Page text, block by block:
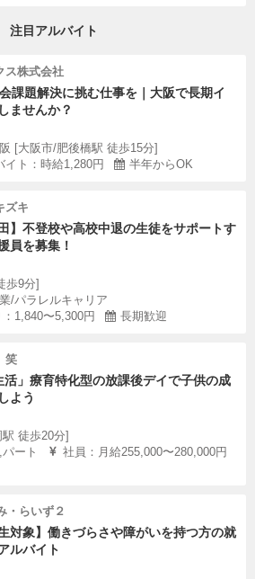
注目アルバイト
ス株式会社
課題解決に挑む仕事を｜大阪で長期イ
ませんか？
[大阪市/肥後橋駅 徒歩15分]
イト：時給1,280円 半年からOK
ズキ
田】不登校や高校中退の生徒をサポートす
員を募集！
歩9分]
/パラレルキャリア
1,840〜5,300円
長期歓迎
笑
活」療育特化型の放課後デイで子供の成
よう
徒歩20分]
ート
社員：月給255,000〜280,000円
・らいず２
生対象】働きづらさや障がいを持つ方の就
ルバイト